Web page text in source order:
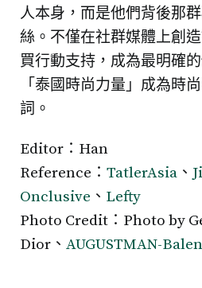
人本身，而是他們背後那
絲。不僅在社群媒體上創
買行動支持，成為最明確
「泰國時尚力量」成為時
詞。
Editor：Han
Reference： TatlerAsia 、
Onclusive 、 Lefty
Photo Credit：Photo by
Dior、 AUGUSTMAN-